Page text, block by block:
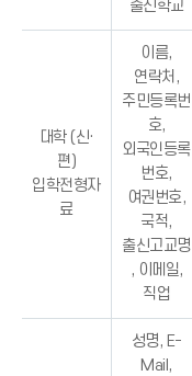
출신학교
대학 (신·
편)
입학전형자
료
이름,
연락처,
주민등록번
호,
외국인등록
번호,
여권번호,
국적,
출신고교명
, 이메일,
직업
성명, E-
Mail,